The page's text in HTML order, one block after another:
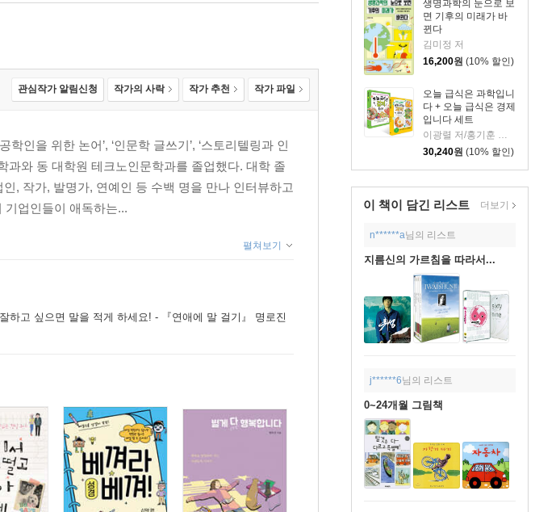
생명과학의 눈으로 보
면 기후의 미래가 바
뀐다
김미정 저
16,200원 (10% 할인)
오늘 급식은 과학입니
다 + 오늘 급식은 경제
입니다 세트
이광렬 저/홍기훈 글/신병근 그림
30,240원 (10% 할인)
이 책이 담긴 리스트 더보기
n******a님의 리스트
지름신의 가르침을 따라서...
j******6님의 리스트
0~24개월 그림책
관심작가 알림신청 작가의 사락 작가 추천 작가 파일
인을 위한 논어’, ‘인문학 글쓰기’, ‘스토리텔링과 인
과와 동 대학원 테크노인문학과를 졸업했다. 대학 졸
, 작가, 발명가, 연예인 등 수백 명을 만나 인터뷰하고
기업인들이 애독하는...
펼쳐보기
하고 싶으면 말을 적게 하세요! - 『연애에 말 걸기』 명로진